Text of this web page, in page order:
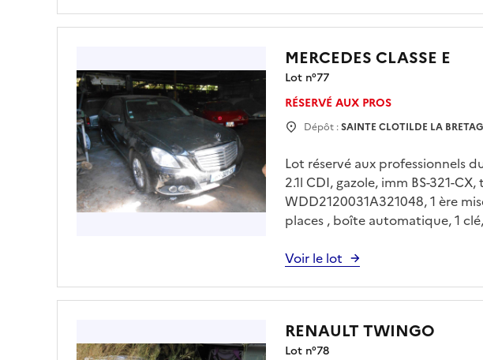
MERCEDES CLASSE E
Lot n°77
RÉSERVÉ AUX PROS
Dépôt :SAINTE CLOTILDE LA
Lot réservé aux professionnels
2.1l CDI, gazole, imm BS-321-
WDD2120031A321048, 1 ère
places , boîte automatique, 1
avec Mr LE FLOC’H sur
vous .
Voir le lot
RENAULT TWINGO
Lot n°78